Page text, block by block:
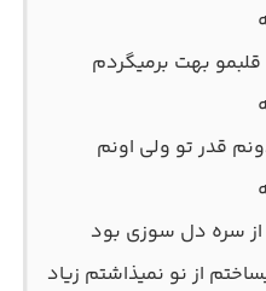
بهت برمیگردم
قدر تو ولی اونم
سره دل سوزی بود
از نو نمیذاشتم زیاد